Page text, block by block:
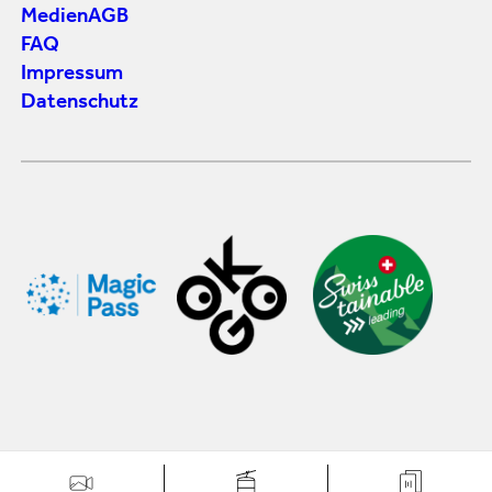
MedienAGB
FAQ
Impressum
Datenschutz